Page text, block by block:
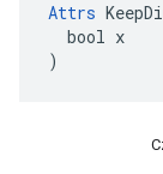
Attrs
  bool x
)